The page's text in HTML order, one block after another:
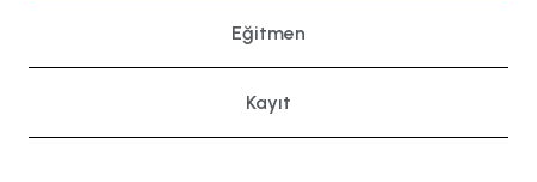
Eğitmen
Kayıt